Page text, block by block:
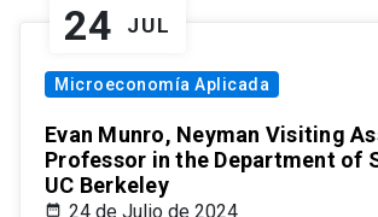
24 JUL
Microeconomía Aplicada
Evan Munro, Neyman Visiting
Professor in the Department of
UC Berkeley
24 de Julio de 2024